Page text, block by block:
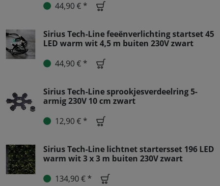
44,90 € *
Sirius Tech-Line feeënverlichting startset 45
LED warm wit 4,5 m buiten 230V zwart
44,90 € *
Sirius Tech-Line sprookjesverdeelring 5-
armig 230V 10 cm zwart
12,90 € *
Sirius Tech-Line lichtnet startersset 196 LED
warm wit 3 x 3 m buiten 230V zwart
134,90 € *